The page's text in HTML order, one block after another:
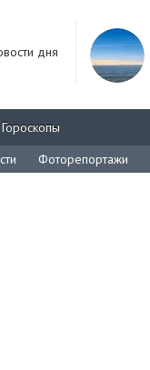
дня
Гороскопы
Фоторепортажи